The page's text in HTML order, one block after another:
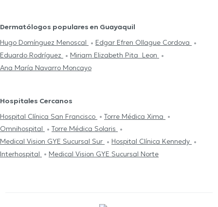
Dermatólogos populares en Guayaquil
Hugo Domínguez Menoscal
Edgar Efren Ollague Cordova
Eduardo Rodríguez
Miriam Elizabeth Pita Leon
Ana María Navarro Moncayo
Hospitales Cercanos
Hospital Clínica San Francisco
Torre Médica Xima
Omnihospital
Torre Médica Solaris
Medical Vision GYE Sucursal Sur
Hospital Clínica Kennedy
Interhospital
Medical Vision GYE Sucursal Norte